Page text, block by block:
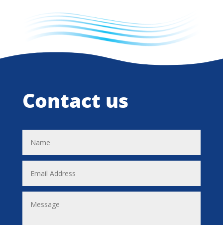
Contact us